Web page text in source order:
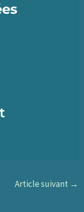
Article suivant →